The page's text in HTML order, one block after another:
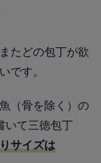
たどの包丁が欲
です。
（骨を除く）の
いて三徳包丁
サイズは